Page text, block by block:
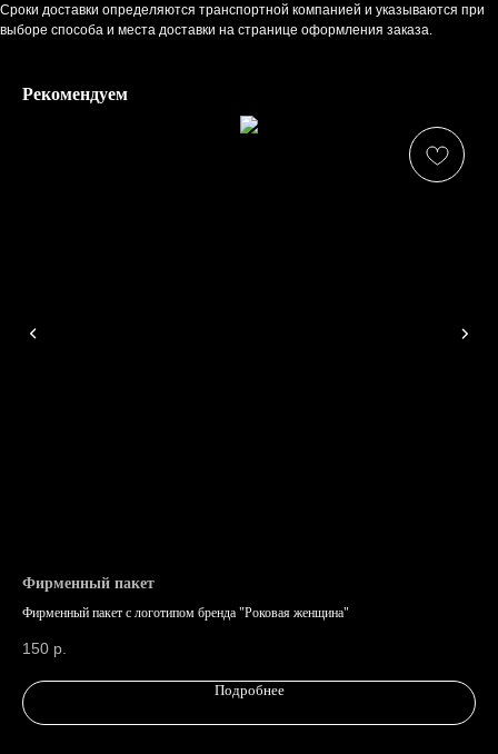
Сроки доставки определяются транспортной компанией и указываются при
выборе способа и места доставки на странице оформления заказа.
Рекомендуем
Фирменный пакет
Фирменный пакет с логотипом бренда "Роковая женщина"
150 р.
Подробнее
КАТАЛОГ
ИНН 7810574944